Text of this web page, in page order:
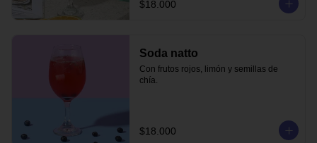
$18.000
Soda natto
Con frutos rojos, limón y semillas de
chía.
$18.000